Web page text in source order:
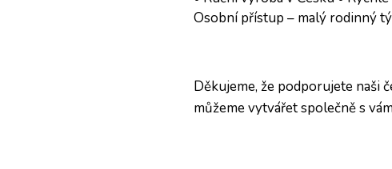
Osobní přístup – malý rodinný
Děkujeme, že podporujete naši
můžeme vytvářet společně s